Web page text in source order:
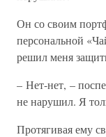
Он со своим
персональной
решил меня
– Нет-нет, –
не нарушил. Я
Протягивая ему